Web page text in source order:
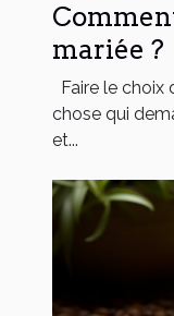
mariée ?
Faire le choix
chose qui
et...